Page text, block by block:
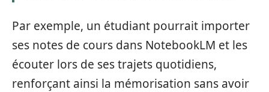
Par exemple, un étudiant pourrait importer
ses notes de cours dans NotebookLM et les
écouter lors de ses trajets quotidiens,
renforçant ainsi la mémorisation sans avoir